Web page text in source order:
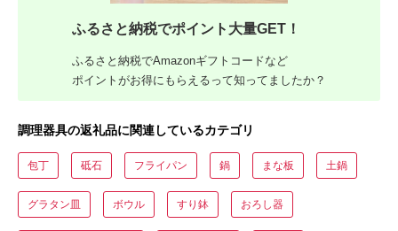
ふるさと納税でポイント大量GET！
ふるさと納税でAmazonギフトコードなど
ポイントがお得にもらえるって知ってましたか？
調理器具の返礼品に関連しているカテゴリ
包丁 砥石 フライパン 鍋 まな板 土鍋
グラタン皿 ボウル すり鉢 おろし器